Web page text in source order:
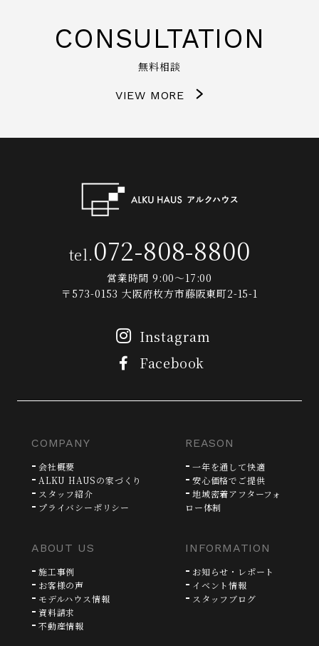
CONSULTATION
無料相談
VIEW MORE
tel.072-808-8800
営業時間 9:00～17:00
〒573-0153 大阪府枚方市藤阪東町2-15-1
Instagram
Facebook
COMPANY
会社概要
ALKU HAUSの家づくり
スタッフ紹介
プライバシーポリシー
REASON
一年を通して快適
安心価格でご提供
地域密着アフターフォ
ロー体制
ABOUT US
施工事例
お客様の声
モデルハウス情報
資料請求
不動産情報
INFORMATION
お知らせ・レポート
イベント情報
スタッフブログ